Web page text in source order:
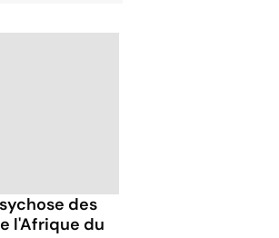
des
l'Afrique du